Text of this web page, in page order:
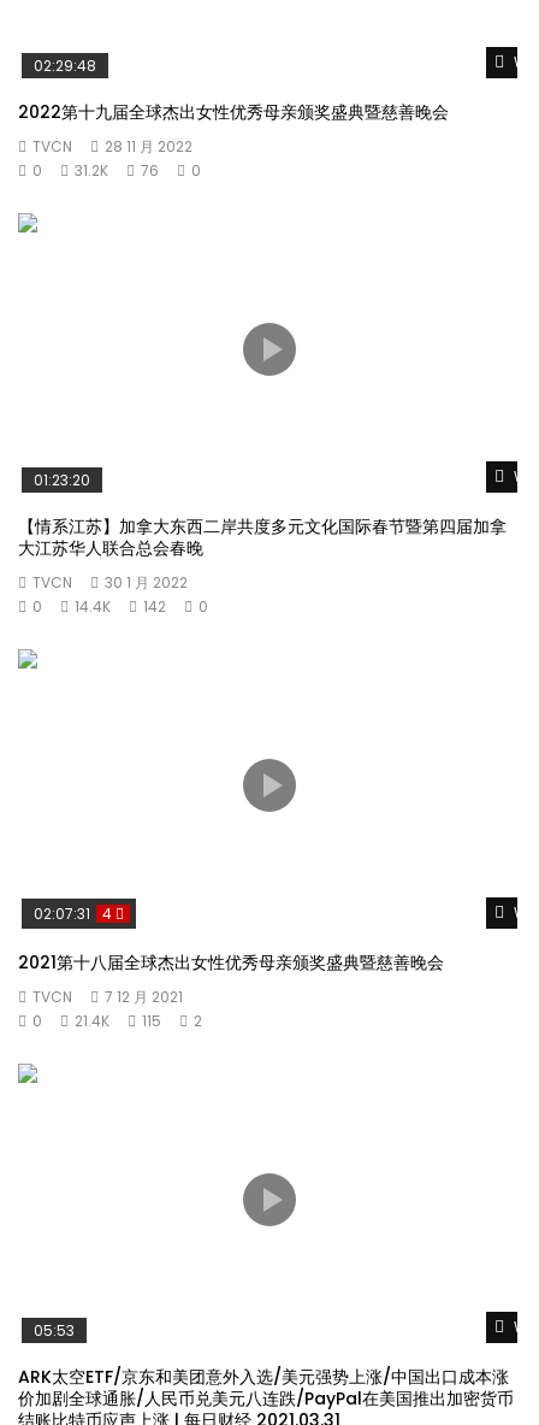
02:29:48
2022第十九届全球杰出女性优秀母亲颁奖盛典暨慈善晚会
TVCN
28 11 月 2022
0
31.2K 76 0
01:23:20
【情系江苏】加拿大东西二岸共度多元文化国际春节暨第四届加拿
大江苏华人联合总会春晚
TVCN
30 1 月 2022
0
14.4K 142 0
02:07:31 4
2021第十八届全球杰出女性优秀母亲颁奖盛典暨慈善晚会
TVCN
7 12 月 2021
0
21.4K 115 2
05:53
ARK太空ETF/京东和美团意外入选/美元强势上涨/中国出口成本涨
价加剧全球通胀/人民币兑美元八连跌/PayPal在美国推出加密货币